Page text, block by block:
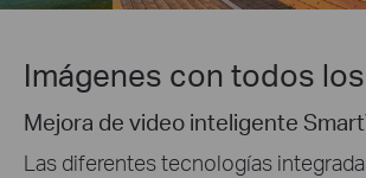
Imágenes con todos
Mejora de video inteligente
Las diferentes tecnologías